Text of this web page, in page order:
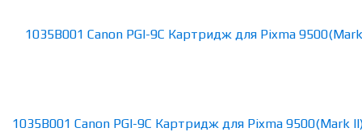
1035B001 Canon PGI-9C Картридж для Pixma 9500(Mark